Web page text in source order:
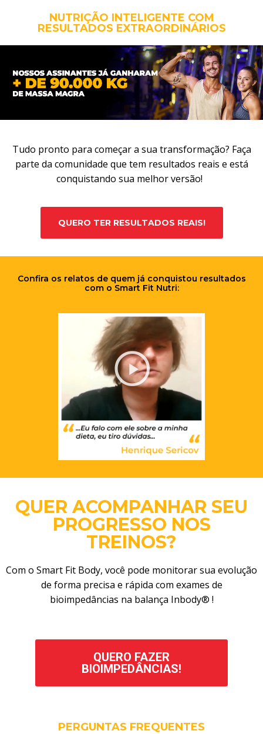
NUTRIÇÃO INTELIGENTE COM
RESULTADOS EXTRAORDINÁRIOS
Tudo pronto para começar a sua transformação? Faça
parte da comunidade que tem resultados reais e está
conquistando sua melhor versão!
QUERO TER RESULTADOS REAIS!
Confira os relatos de quem já conquistou resultados
com o Smart Fit Nutri:
QUER ACOMPANHAR SEU
PROGRESSO NOS
TREINOS?
Com o Smart Fit Body, você pode monitorar sua evolução
de forma precisa e rápida com exames de
bioimpedâncias na balança Inbody® !
QUERO FAZER
BIOIMPEDÂNCIAS!
PERGUNTAS FREQUENTES